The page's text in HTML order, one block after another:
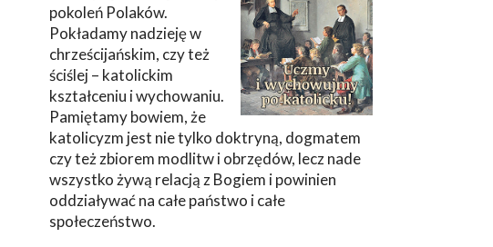
pokoleń Polaków.
Pokładamy nadzieję w
chrześcijańskim, czy też
ściślej – katolickim
kształceniu i wychowaniu.
Pamiętamy bowiem, że
katolicyzm jest nie tylko doktryną, dogmatem
czy też zbiorem modlitw i obrzędów, lecz nade
wszystko żywą relacją z Bogiem i powinien
oddziaływać na całe państwo i całe
społeczeństwo.